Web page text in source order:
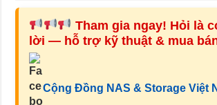
Tham gia ngay! Hỏi là
lời — hỗ trợ kỹ thuật & mua
Cộng Đồng NAS & Storage Việt